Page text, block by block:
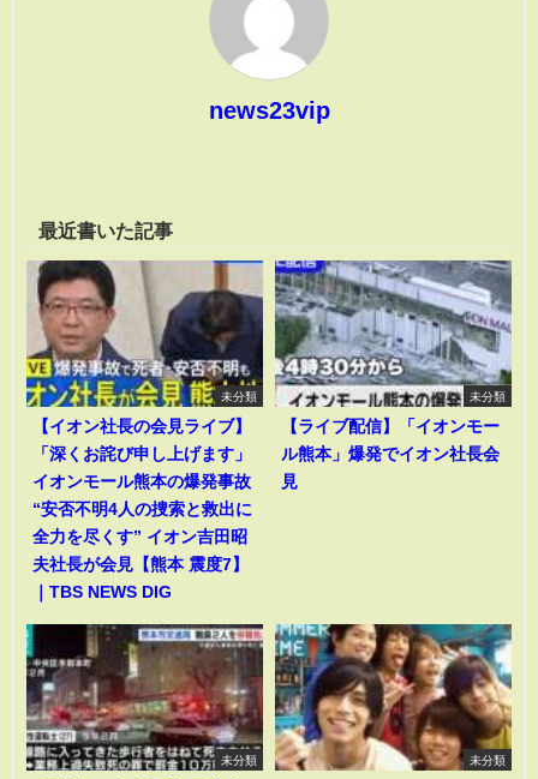
news23vip
最近書いた記事
未分類
【イオン社長の会見ライブ】
「深くお詫び申し上げます」
イオンモール熊本の爆発事故
“安否不明4人の捜索と救出に
全力を尽くす” イオン吉田昭
夫社長が会見【熊本 震度7】
｜TBS NEWS DIG
未分類
【ライブ配信】「イオンモー
ル熊本」爆発でイオン社長会
見
未分類 未分類